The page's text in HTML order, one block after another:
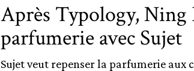
Après Typology, Ning
parfumerie avec Sujet
Sujet veut repenser la parfumerie